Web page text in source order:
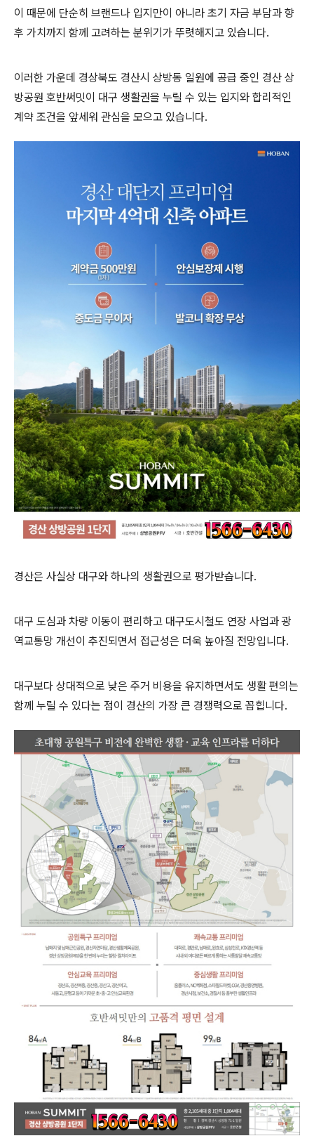
이 때문에 단순히 브랜드나 입지만이 아니라 초기 자금 부담과 향
후 가치까지 함께 고려하는 분위기가 뚜렷해지고 있습니다.
이러한 가운데 경상북도 경산시 상방동 일원에 공급 중인 경산 상
방공원 호반써밋이 대구 생활권을 누릴 수 있는 입지와 합리적인
계약 조건을 앞세워 관심을 모으고 있습니다.
경산은 사실상 대구와 하나의 생활권으로 평가받습니다.
대구 도심과 차량 이동이 편리하고 대구도시철도 연장 사업과 광
역교통망 개선이 추진되면서 접근성은 더욱 높아질 전망입니다.
대구보다 상대적으로 낮은 주거 비용을 유지하면서도 생활 편의는
함께 누릴 수 있다는 점이 경산의 가장 큰 경쟁력으로 꼽힙니다.